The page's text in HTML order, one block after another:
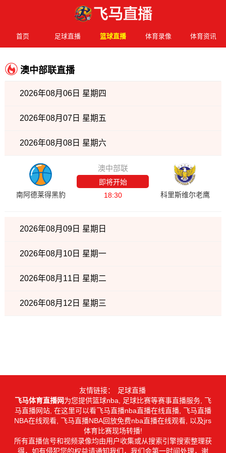
首页 足球直播 篮球直播 体育录像 体育资讯
澳中部联直播
2026年08月06日 星期四
2026年08月07日 星期五
2026年08月08日 星期六
南阿德莱得黑豹
澳中部联
即将开始
18:30
科里斯维尔老鹰
2026年08月09日 星期日
2026年08月10日 星期一
2026年08月11日 星期二
2026年08月12日 星期三
友情链接：
足球直播
飞马体育直播网为您提供篮球nba, 足球比赛等赛事直播服务, 飞
马直播网站, 在这里可以看飞马直播nba直播在线直播, 飞马直播
NBA在线观看, 飞马直播NBA回放免费nba直播在线观看, 以及jrs
体育比赛现场转播!
所有直播信号和视频录像均由用户收集或从搜索引擎搜索整理获
得，如有侵犯您的权益请通知我们，我们会第一时间处理，谢